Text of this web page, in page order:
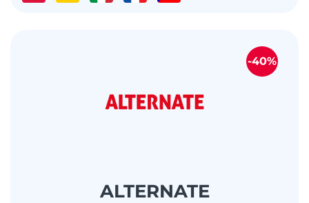
ALTERNATE
-40%